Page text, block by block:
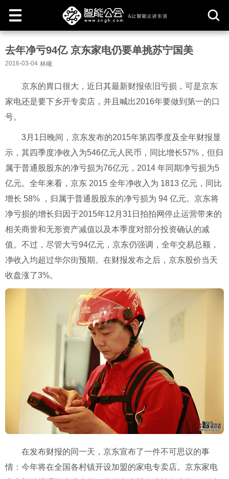
去年净亏94亿 京东家电仍要单挑苏宁国美
2016-03-04 林曦
京东的胃口很大，近日其最新财报依旧亏损，可是京东
家电还是要下乡开专卖店，并且喊出2016年要做到第一的口
号。
3月1日晚间，京东发布的2015年第四季度及全年财报显
示，其四季度净收入为546亿元人民币，同比增长57%，但归
属于普通股股东的净亏损为76亿元，2014 年同期净亏损为5
亿元。全年来看，京东 2015 全年净收入为 1813 亿元，同比
增长 58% ，归属于普通股股东的净亏损为 94 亿元。京东将
净亏损的增长归因于2015年12月31日拍拍网停止运营带来的
相关商誉和无形资产减值以及本季度对部分投资确认的减
值。不过，尽管大亏94亿元，京东仍强调，全年交易总额，
净收入均超过华尔街预期。在财报发布之后，京东股价当天
收盘涨了3%。
在发布财报的同一天，京东宣布了一件不可思议的事
情：今年将在全国各村镇开设加盟的家电专卖店。京东家电